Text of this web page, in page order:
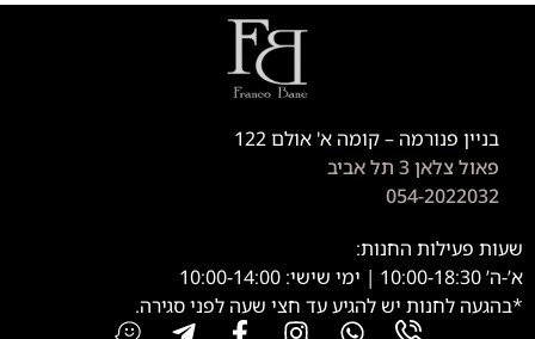
בניין פנורמה – קומה א' אולם 122
פאול צלאן 3 תל אביב
054-2022032
שעות פעילות החנות:
א’-ה’ 10:00-18:30 | ימי שישי: 10:00-14:00
*בהגעה לחנות יש להגיע עד חצי שעה לפני סגירה.